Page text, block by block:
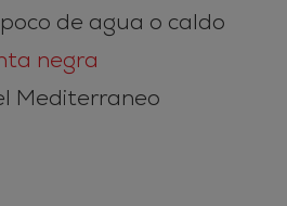
de agua o caldo
negra
Mediterraneo